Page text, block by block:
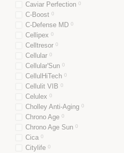
Caviar Perfection 0
C-Boost 0
C-Defense MD 0
Cellipex 0
Celltresor 0
Cellular 0
Cellular'Sun 0
CellulHiTech 0
Cellulit VIB 0
Celulex 0
Cholley Anti-Aging 0
Chrono Age 0
Chrono Age Sun 0
Cica 0
Citylife 0